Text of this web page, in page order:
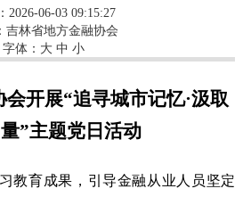
2026-06-03 09:15:27
吉林省地方金融协会
字体： 大 中 小
开展“追寻城市记忆·汲取
”主题党日活动
教育成果，引导金融从业人员坚定